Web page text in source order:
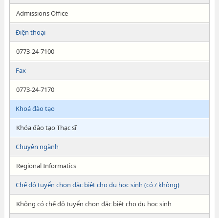
Admissions Office
Điện thoại
0773-24-7100
Fax
0773-24-7170
Khoá đào tạo
Khóa đào tạo Thạc sĩ
Chuyên ngành
Regional Informatics
Chế độ tuyển chọn đăc biệt cho du học sinh (có / không)
Không có chế độ tuyển chọn đăc biệt cho du học sinh